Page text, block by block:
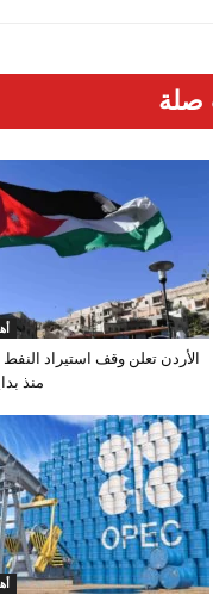
صلة
الأردن تعلن وقف استيراد
منذ